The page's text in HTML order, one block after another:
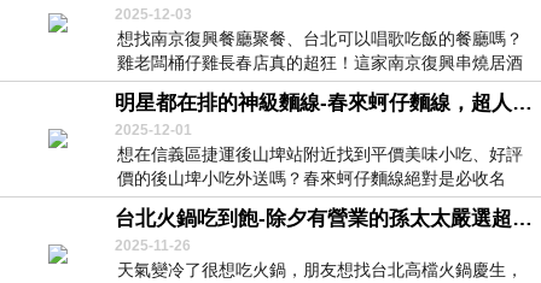
2025-12-03
想找南京復興餐廳聚餐、台北可以唱歌吃飯的餐廳嗎？
雞老闆桶仔雞長春店真的超狂！這家南京復興串燒居酒
屋的...
明星都在排的神級麵線-春來蚵仔麵線，超人氣後山埤小吃外送也叫得到！你還在等什麼？
2025-12-01
想在信義區捷運後山埤站附近找到平價美味小吃、好評
價的後山埤小吃外送嗎？春來蚵仔麵線絕對是必收名
單！春...
台北火鍋吃到飽-除夕有營業的孫太太嚴選超市火鍋台北民族店，活體帝王蟹雙人饗宴超狂
2025-11-26
天氣變冷了很想吃火鍋，朋友想找台北高檔火鍋慶生，